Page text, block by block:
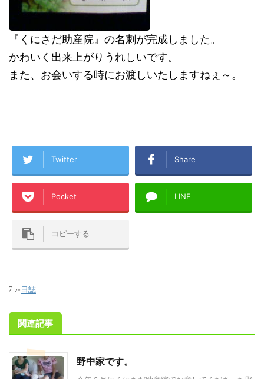
『くにさだ助産院』の名刺が完成しました。
かわいく出来上がりうれしいです。
また、お会いする時にお渡しいたしますねぇ～。
Twitter Share
Pocket LINE
コピーする
-日誌
関連記事
野中家です。